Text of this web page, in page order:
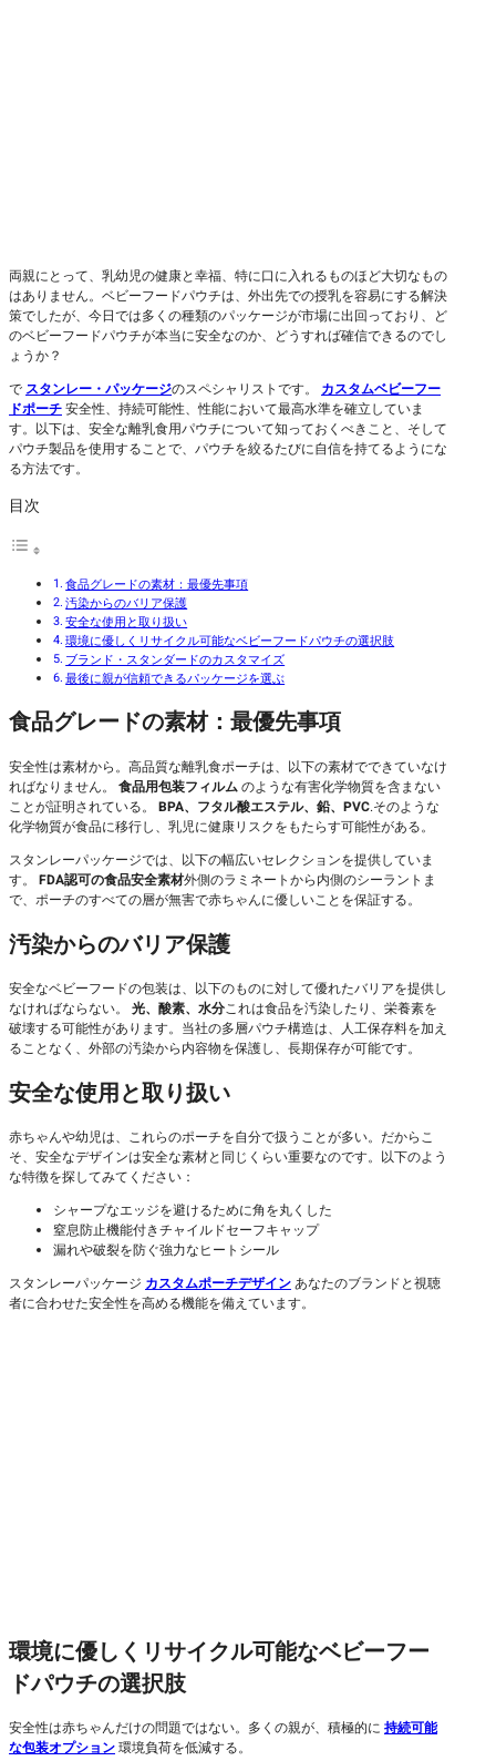
両親にとって、乳幼児の健康と幸福、特に口に入れるものほど大切なもの
はありません。ベビーフードパウチは、外出先での授乳を容易にする解決
策でしたが、今日では多くの種類のパッケージが市場に出回っており、ど
のベビーフードパウチが本当に安全なのか、どうすれば確信できるのでし
ょうか？
で スタンレー・パッケージのスペシャリストです。 カスタムベビーフー
ドポーチ安全性、持続可能性、性能において最高水準を確立していま
す。以下は、安全な離乳食用パウチについて知っておくべきこと、そして
パウチ製品を使用することで、パウチを絞るたびに自信を持てるようにな
る方法です。
目次
食品グレードの素材：最優先事項
汚染からのバリア保護
安全な使用と取り扱い
環境に優しくリサイクル可能なベビーフードパウチの選択肢
ブランド・スタンダードのカスタマイズ
最後に親が信頼できるパッケージを選ぶ
食品グレードの素材：最優先事項
安全性は素材から。高品質な離乳食ポーチは、以下の素材でできていなけ
ればなりません。 食品用包装フィルムのような有害化学物質を含まない
ことが証明されている。 BPA、フタル酸エステル、鉛、PVC.そのような
化学物質が食品に移行し、乳児に健康リスクをもたらす可能性がある。
スタンレーパッケージでは、以下の幅広いセレクションを提供していま
す。 FDA認可の食品安全素材外側のラミネートから内側のシーラントま
で、ポーチのすべての層が無害で赤ちゃんに優しいことを保証する。
汚染からのバリア保護
安全なベビーフードの包装は、以下のものに対して優れたバリアを提供し
なければならない。 光、酸素、水分これは食品を汚染したり、栄養素を
破壊する可能性があります。当社の多層パウチ構造は、人工保存料を加え
ることなく、外部の汚染から内容物を保護し、長期保存が可能です。
安全な使用と取り扱い
赤ちゃんや幼児は、これらのポーチを自分で扱うことが多い。だからこ
そ、安全なデザインは安全な素材と同じくらい重要なのです。以下のよう
な特徴を探してみてください：
シャープなエッジを避けるために角を丸くした
窒息防止機能付きチャイルドセーフキャップ
漏れや破裂を防ぐ強力なヒートシール
スタンレーパッケージ カスタムポーチデザインあなたのブランドと視聴
者に合わせた安全性を高める機能を備えています。
環境に優しくリサイクル可能なベビーフー
ドパウチの選択肢
安全性は赤ちゃんだけの問題ではない。多くの親が、積極的に 持続可能
な包装オプション環境負荷を低減する。